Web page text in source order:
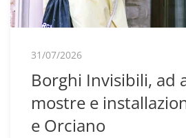
31/07/2026
Borghi Invisibili, ad
mostre e
e Orciano